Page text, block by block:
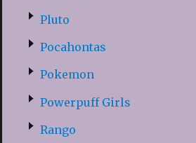
Pluto
Pocahontas
Pokemon
Powerpuff Girls
Rango